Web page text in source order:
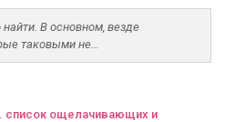
В основном, везде
таковыми не...
список ощелачивающих и